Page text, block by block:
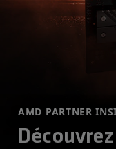
AMD PARTNER